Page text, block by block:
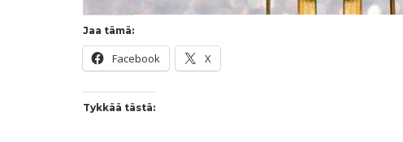
Jaa tämä:
Facebook X
Tykkää tästä: